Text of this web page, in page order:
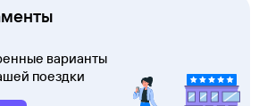
варианты
поездки